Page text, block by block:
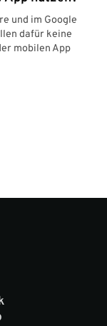
und im Google
dafür keine
mobilen App